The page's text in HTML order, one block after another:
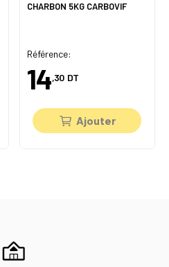
CHARBON 5KG CARBOVIF
Référence:
14,30 DT
Ajouter